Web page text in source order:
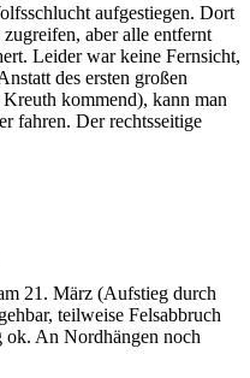
aufgestiegen. Dort
aber alle entfernt
Leider war keine Fernsicht,
des ersten großen
kommend), kann man
fahren. Der rechtsseitige
21. März (Aufstieg durch
teilweise Felsabbruch
ok. An Nordhängen noch